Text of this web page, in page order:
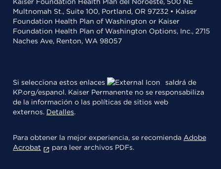
Multnomah St., Suite 100, Portland, OR 97232 • Kaiser
Foundation Health Plan of Washington or Kaiser
Foundation Health Plan of Washington Options, Inc., 2715
Naches Ave, Renton, WA 98057
Si selecciona estos enlaces
saldrá de
KP.org/espanol. Kaiser Permanente no se responsabiliza
de la información o las políticas de sitios web
externos. Detalles.
Para obtener la mejor experiencia, se recomienda Adobe
Acrobat
para leer archivos PDFs.